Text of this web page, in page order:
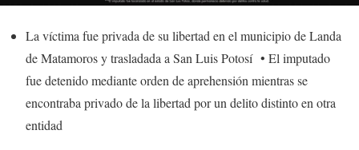
La víctima fue privada de su libertad en el municipio de Landa
de Matamoros y trasladada a San Luis Potosí • El imputado
fue detenido mediante orden de aprehensión mientras se
encontraba privado de la libertad por un delito distinto en otra
entidad